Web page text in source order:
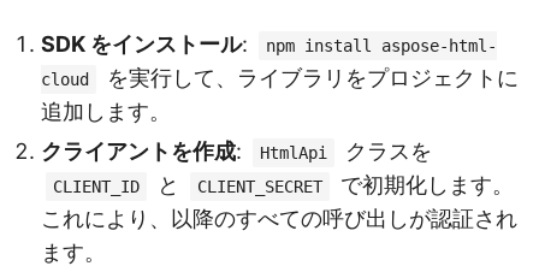
SDK をインストール:
npm install aspose-html-
cloud
を実行して、ライブラリをプロジェクトに
追加します。
クライアントを作成: HtmlApi クラスを
CLIENT_ID と CLIENT_SECRET
で初期化します。
これにより、以降のすべての呼び出しが認証され
ます。